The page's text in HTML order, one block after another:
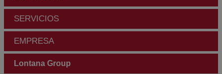
SERVICIOS
EMPRESA
Lontana Group